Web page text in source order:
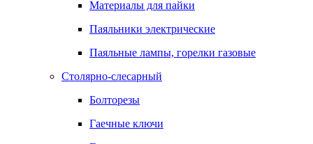
Материалы для пайки
Паяльники электрические
Паяльные лампы, горелки газовые
Столярно-слесарный
Болторезы
Гаечные ключи